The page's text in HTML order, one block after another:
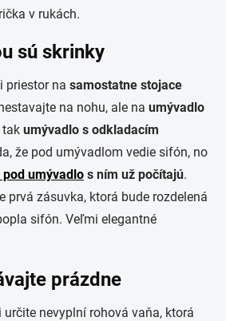
v rukách.
sú skrinky
priestor na samostatne stojace
na nohu, ale na umývadlo
tak umývadlo s odkladacím
že pod umývadlom vedie sifón, no
umývadlo s ním už počítajú.
prvá zásuvka, ktorá bude rozdelená
sifón. Veľmi elegantné
prázdne
nevyplní rohová vaňa, ktorá